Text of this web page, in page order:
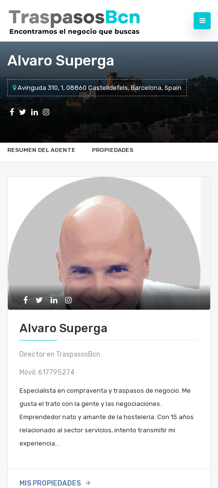
Alvaro Superga
Avinguda 310, 1, 08860 Castelldefels, Barcelona, Spain
RESUMEN DEL AGENTE PROPIEDADES
Alvaro Superga
Director en TraspasosBcn
Móvil: 617795274
Especialista en compraventa y traspasos de negocio. Me
gusta el trato con la gente y las negociaciones.
Emprendedor nato y amante de la hostelería. Con 15 años
relacionado al sector servicios, intento transmitir mi
experiencia…
MIS PROPIEDADES